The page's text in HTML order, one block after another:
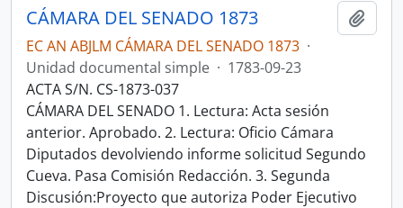
CÁMARA DEL SENADO 1873
EC AN ABJLM CÁMARA DEL SENADO 1873 ·
Unidad documental simple · 1783-09-23
ACTA S/N. CS-1873-037
CÁMARA DEL SENADO 1. Lectura: Acta sesión
anterior. Aprobado. 2. Lectura: Oficio Cámara
Diputados devolviendo informe solicitud Segundo
Cueva. Pasa Comisión Redacción. 3. Segunda
Discusión:Proyecto que autoriza Poder Ejecutivo